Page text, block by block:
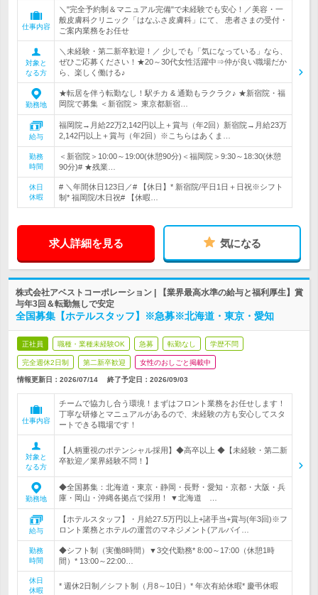
仕事内容
＼"完全予約制＆マニュアル完備"で未経験でも安心！／美容・一
般皮膚科クリニック「はなふさ皮膚科」にて、 患者さまの受付・
ご案内業務をお任せ
対象と
なる方
＼未経験・第二新卒歓迎！／ 少しでも「気になっている」なら、
ぜひご応募ください！★20～30代女性活躍中⇒仲が良い職場だか
ら、楽しく働ける♪
勤務地
★転居を伴う転勤なし！駅チカ & 通勤もラクラク♪ ★新宿院・福
岡院で募集 ＜新宿院＞ 東京都新宿…
給与
福岡院→月給22万2,142円以上＋賞与（年2回）新宿院→月給23万
2,142円以上＋賞与（年2回）※こちらはあくま…
勤務
時間
＜新宿院＞10:00～19:00(休憩90分)＜福岡院＞9:30～18:30(休憩
90分)# ★残業…
休日
休暇
# ＼年間休日123日／# 【休日】* 新宿院/平日1日＋日祝※シフト
制* 福岡院/木日祝# 【休暇…
求人詳細を見る 気になる
株式会社アベストコーポレーション | 【業界最高水準の給与と福利厚生】賞
与年3回＆転勤無しで安定
全国募集【ホテルスタッフ】※急募※北海道・東京・愛知
正社員 職種・業種未経験OK 急募 転勤なし 学歴不問
完全週休2日制 第二新卒歓迎 女性のおしごと掲載中
情報更新日：2026/07/14 終了予定日： 2026/09/03
仕事内容
チームで協力し合う環境！まずはフロント業務をお任せします！
丁寧な研修とマニュアルがあるので、未経験の方も安心してスタ
ートできる職場です！
対象と
なる方
【人柄重視のポテンシャル採用】◆高卒以上 ◆【未経験・第二新
卒歓迎／業界経験不問！】
勤務地
◆全国募集：北海道・東京・静岡・長野・愛知・京都・大阪・兵
庫・岡山・沖縄各拠点で採用！ ▼北海道 …
給与
【ホテルスタッフ】・月給27.5万円以上+諸手当+賞与(年3回)※フ
ロント業務とホテルの運営のマネジメント(アルバイ…
勤務
時間
◆シフト制（実働8時間）▼3交代勤務* 8:00～17:00（休憩1時
間）* 13:00～22:00…
休日
休暇
* 週休2日制／シフト制（月8～10日）* 年次有給休暇* 慶弔休暇